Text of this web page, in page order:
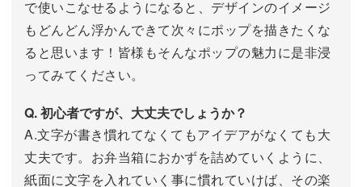
で使いこなせるようになると、デザインのイメージ
もどんどん浮かんできて次々にポップを描きたくな
ると思います！皆様もそんなポップの魅力に是非浸
ってみてください。
Q. 初心者ですが、大丈夫でしょうか？
A.文字が書き慣れてなくてもアイデアがなくても大
丈夫です。お弁当箱におかずを詰めていくように、
紙面に文字を入れていく事に慣れていけば、その楽